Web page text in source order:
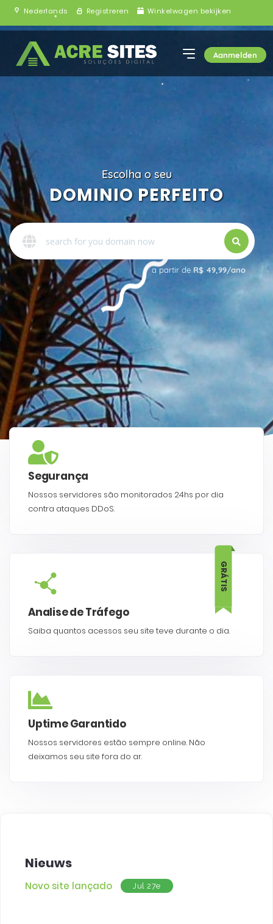
Nederlands Registreren Winkelwagen bekijken
Aanmelden
Escolha o seu
DOMINIO PERFEITO
a partir de R$ 49,99/ano
Segurança
Nossos servidores são monitorados 24hs por dia
contra ataques DDoS.
GRÁTIS
Analise de Tráfego
Saiba quantos acessos seu site teve durante o dia.
Uptime Garantido
Nossos servidores estão sempre online. Não
deixamos seu site fora do ar.
Nieuws
Jul 27e
Novo site lançado